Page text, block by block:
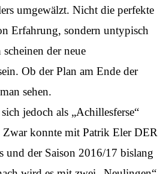
umgewälzt. Nicht die perfekte
Erfahrung, sondern untypisch
der neue
Ob der Plan am Ende der
sehen.
jedoch als „Achillesferse“
Zwar konnte mit Patrik Eler DER
und der Saison 2016/17 bislang